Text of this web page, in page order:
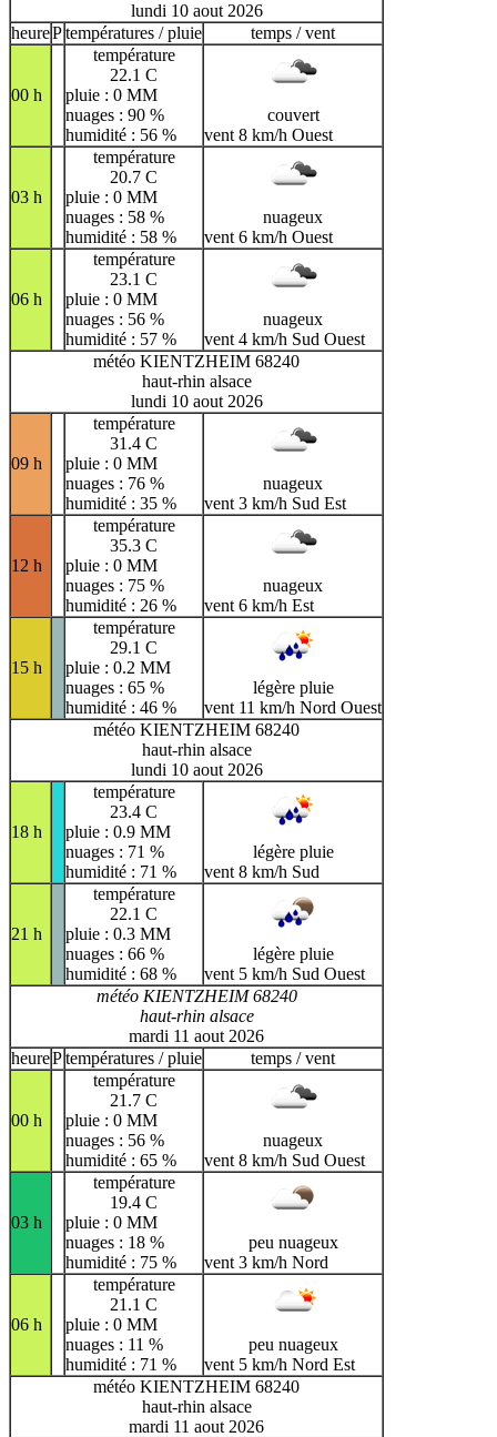
lundi 10 aout 2026
heurePtempératures / pluie temps / vent
00 h
température
22.1 C
pluie : 0 MM
nuages : 90 %
humidité : 56 %
couvert
vent 8 km/h Ouest
03 h
température
20.7 C
pluie : 0 MM
nuages : 58 %
humidité : 58 %
nuageux
vent 6 km/h Ouest
06 h
température
23.1 C
pluie : 0 MM
nuages : 56 %
humidité : 57 %
nuageux
vent 4 km/h Sud Ouest
météo KIENTZHEIM 68240
haut-rhin alsace
lundi 10 aout 2026
09 h
température
31.4 C
pluie : 0 MM
nuages : 76 %
humidité : 35 %
nuageux
vent 3 km/h Sud Est
12 h
température
35.3 C
pluie : 0 MM
nuages : 75 %
humidité : 26 %
nuageux
vent 6 km/h Est
15 h
température
29.1 C
pluie : 0.2 MM
nuages : 65 %
humidité : 46 %
légère pluie
vent 11 km/h Nord Ouest
météo KIENTZHEIM 68240
haut-rhin alsace
lundi 10 aout 2026
18 h
température
23.4 C
pluie : 0.9 MM
nuages : 71 %
humidité : 71 %
légère pluie
vent 8 km/h Sud
21 h
température
22.1 C
pluie : 0.3 MM
nuages : 66 %
humidité : 68 %
légère pluie
vent 5 km/h Sud Ouest
météo KIENTZHEIM 68240
haut-rhin alsace
mardi 11 aout 2026
heurePtempératures / pluie temps / vent
00 h
température
21.7 C
pluie : 0 MM
nuages : 56 %
humidité : 65 %
nuageux
vent 8 km/h Sud Ouest
03 h
température
19.4 C
pluie : 0 MM
nuages : 18 %
humidité : 75 %
peu nuageux
vent 3 km/h Nord
06 h
température
21.1 C
pluie : 0 MM
nuages : 11 %
humidité : 71 %
peu nuageux
vent 5 km/h Nord Est
météo KIENTZHEIM 68240
haut-rhin alsace
mardi 11 aout 2026